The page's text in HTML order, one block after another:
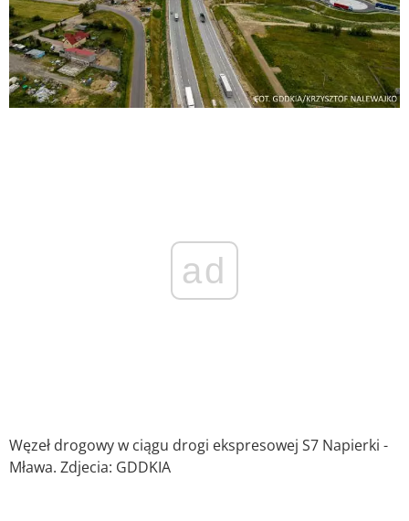
ad
Węzeł drogowy w ciągu drogi ekspresowej S7 Napierki -
Mława. Zdjecia: GDDKIA